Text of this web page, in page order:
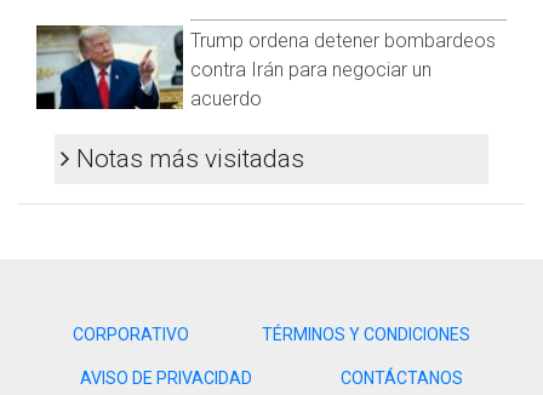
Trump ordena detener bombardeos
contra Irán para negociar un
acuerdo
Notas más visitadas
CORPORATIVO TÉRMINOS Y CONDICIONES
AVISO DE PRIVACIDAD CONTÁCTANOS